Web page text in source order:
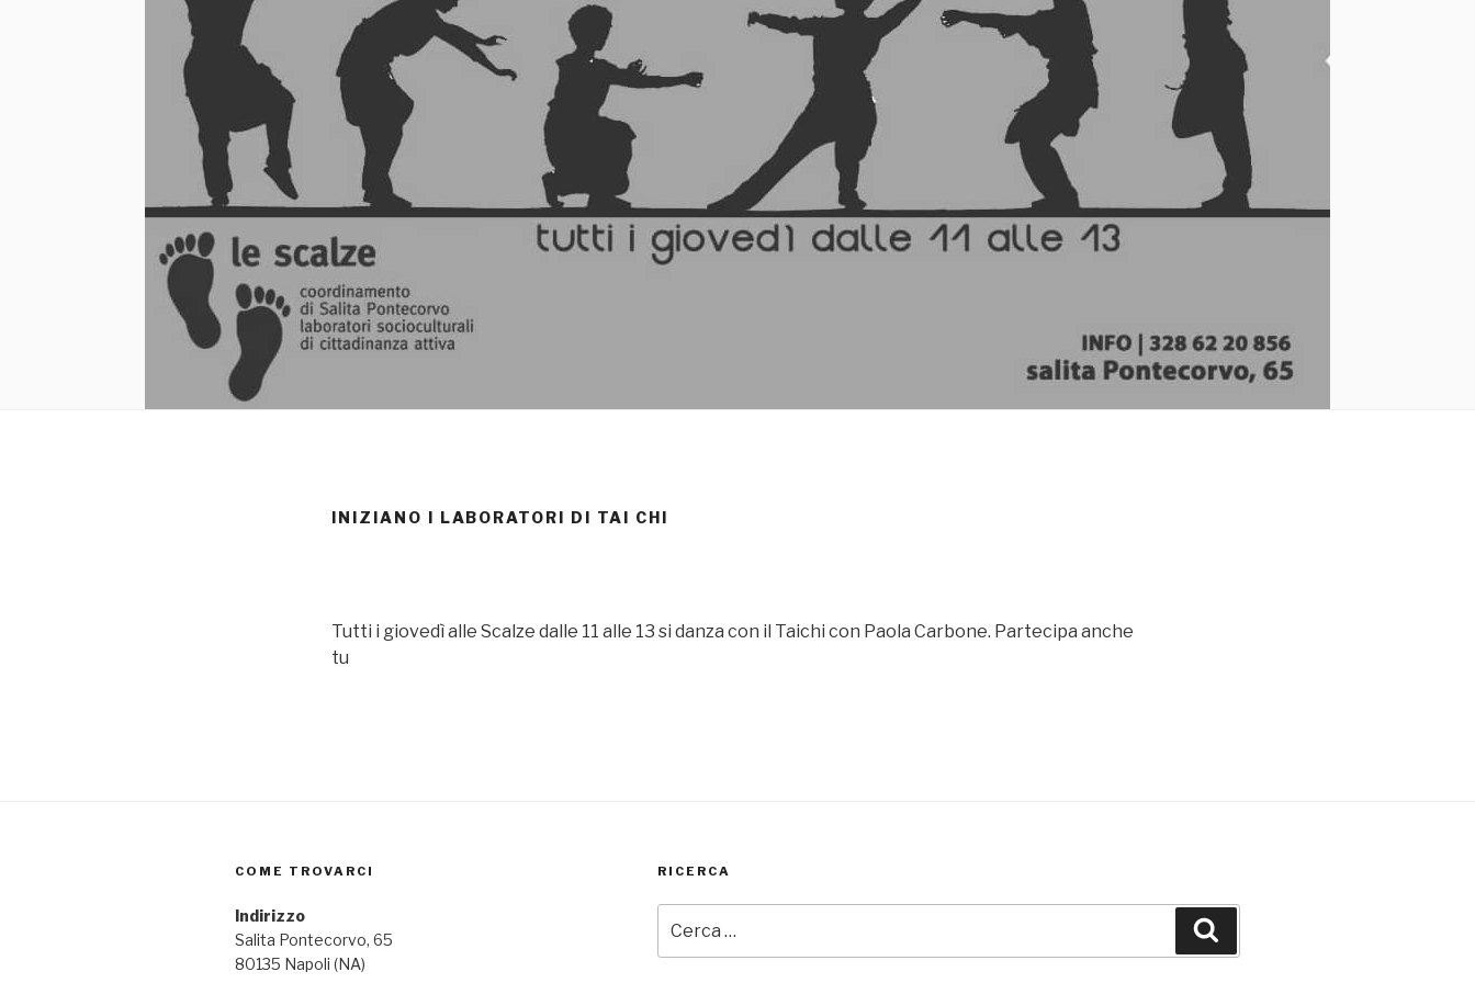
INIZIANO I LABORATORI DI TAI CHI
Tutti i giovedì alle Scalze dalle 11 alle 13 si danza con il Taichi con Paola Carbone. Partecipa anche
tu
COME TROVARCI
Indirizzo
Salita Pontecorvo, 65
80135 Napoli (NA)
RICERCA